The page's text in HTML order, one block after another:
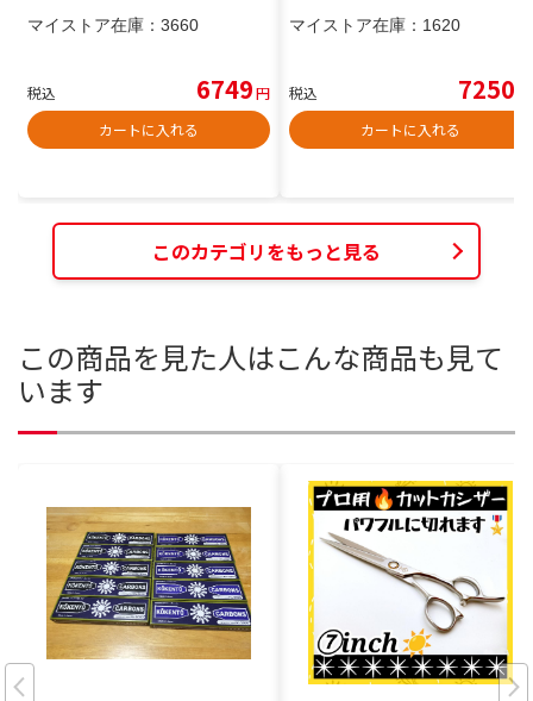
マイストア在庫： 3660
税込 6749円
カートに入れる
マイストア在庫： 1620
税込 7250
カートに入れる
このカテゴリをもっと見る
この商品を見た人はこんな商品も見て
います